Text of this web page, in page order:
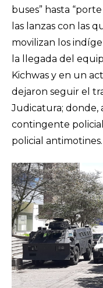
buses” hasta
las lanzas con las
movilizan los
la llegada del
Kichwas y en un
dejaron seguir el
Judicatura; donde,
contingente
policial antimotines.